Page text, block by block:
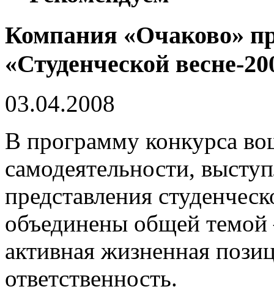
Компания «Очаково»
«Студенческой весне-
03.04.2008
В программу конкурса
самодеятельности,
представления
объединены общей
активная жизненная
ответственность.